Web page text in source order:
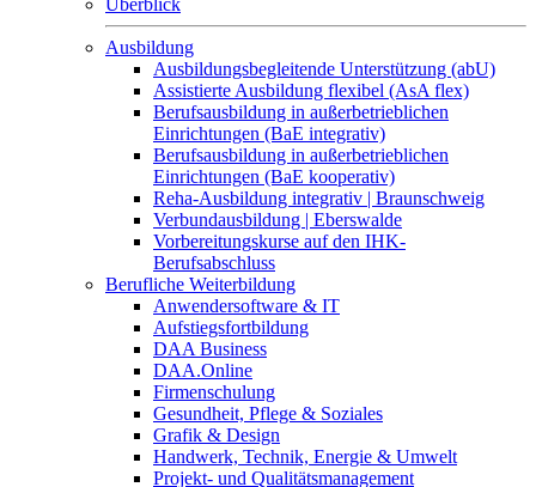
Überblick
Ausbildung
Ausbildungsbegleitende Unterstützung (abU)
Assistierte Ausbildung flexibel (AsA flex)
Berufsausbildung in außerbetrieblichen
Einrichtungen (BaE integrativ)
Berufsausbildung in außerbetrieblichen
Einrichtungen (BaE kooperativ)
Reha-Ausbildung integrativ | Braunschweig
Verbundausbildung | Eberswalde
Vorbereitungskurse auf den IHK-
Berufsabschluss
Berufliche Weiterbildung
Anwendersoftware & IT
Aufstiegsfortbildung
DAA Business
DAA.Online
Firmenschulung
Gesundheit, Pflege & Soziales
Grafik & Design
Handwerk, Technik, Energie & Umwelt
Projekt- und Qualitätsmanagement